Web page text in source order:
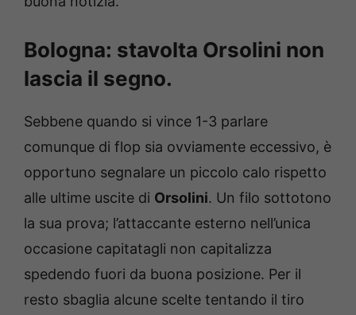
Bologna: stavolta Orsolini non
lascia il segno.
Sebbene quando si vince 1-3 parlare
comunque di flop sia ovviamente eccessivo, è
opportuno segnalare un piccolo calo rispetto
alle ultime uscite di Orsolini. Un filo sottotono
la sua prova; l’attaccante esterno nell’unica
occasione capitatagli non capitalizza
spedendo fuori da buona posizione. Per il
resto sbaglia alcune scelte tentando il tiro